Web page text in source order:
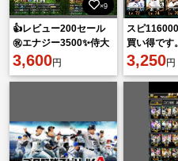
×9
👍レビュー200セール
㊗️エナジー3500✨侍大
谷‼️B9サトテル‼️その他
強キャラ多数S44
3,600円
スピ
買い得です。
3,250円